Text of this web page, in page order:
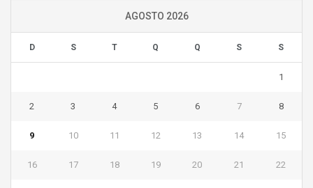
AGOSTO 2026
D S T Q Q S S
1
2 3 4 5 6 7 8
9 10 11 12 13 14 15
16 17 18 19 20 21 22